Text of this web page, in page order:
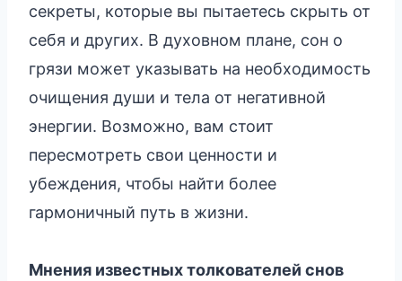
секреты, которые вы пытаетесь скрыть от
себя и других. В духовном плане, сон о
грязи может указывать на необходимость
очищения души и тела от негативной
энергии. Возможно, вам стоит
пересмотреть свои ценности и
убеждения, чтобы найти более
гармоничный путь в жизни.
Мнения известных толкователей снов